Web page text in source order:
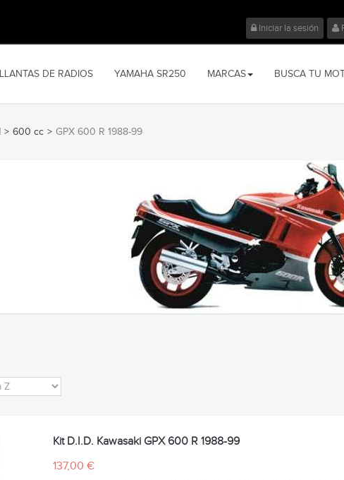
Iniciar la sesión
LLANTAS DE RADIOS YAMAHA SR250 MARCAS BUSCA TU
> 600 cc > GPX 600 R 1988-99
Kit D.I.D. Kawasaki GPX 600 R 1988-99
137,00 €